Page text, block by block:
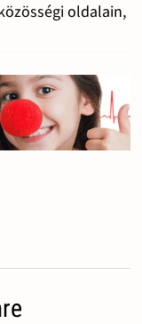
oldalain,